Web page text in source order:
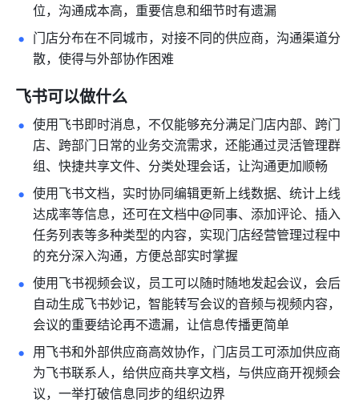
位，沟通成本高，重要信息和细节时有遗漏
门店分布在不同城市，对接不同的供应商，沟通渠道分
散，使得与外部协作困难
飞书可以做什么
使用飞书即时消息，不仅能够充分满足门店内部、跨门
店、跨部门日常的业务交流需求，还能通过灵活管理群
组、快捷共享文件、分类处理会话，让沟通更加顺畅
使用飞书文档，实时协同编辑更新上线数据、统计上线
达成率等信息，还可在文档中@同事、添加评论、插入
任务列表等多种类型的内容，实现门店经营管理过程中
的充分深入沟通，方便总部实时掌握
使用飞书视频会议，员工可以随时随地发起会议，会后
自动生成飞书妙记，智能转写会议的音频与视频内容，
会议的重要结论再不遗漏，让信息传播更简单
用飞书和外部供应商高效协作，门店员工可添加供应商
为飞书联系人，给供应商共享文档，与供应商开视频会
议，一举打破信息同步的组织边界